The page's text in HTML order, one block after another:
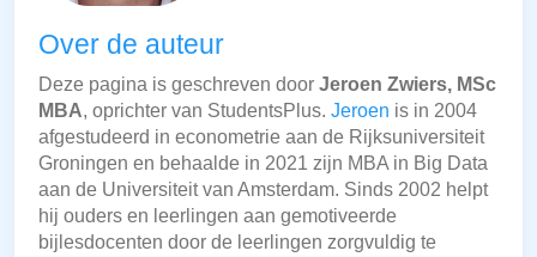
Over de auteur
Deze pagina is geschreven door Jeroen Zwiers, MSc
MBA, oprichter van StudentsPlus. Jeroen is in 2004
afgestudeerd in econometrie aan de Rijksuniversiteit
Groningen en behaalde in 2021 zijn MBA in Big Data
aan de Universiteit van Amsterdam. Sinds 2002 helpt
hij ouders en leerlingen aan gemotiveerde
bijlesdocenten door de leerlingen zorgvuldig te